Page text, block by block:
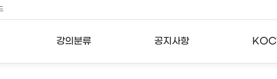
강의분류 공지사항